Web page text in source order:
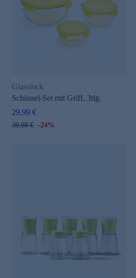
Glasslock
Schüssel-Set mit Griff, 3tlg.
29,99 €
39,98 € -24%